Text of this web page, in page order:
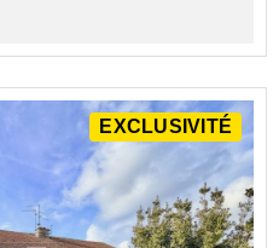
EXCLUSIVITÉ